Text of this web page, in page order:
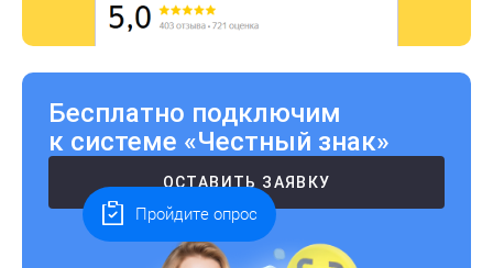
Бесплатно подключим
к системе «Честный знак»
ОСТАВИТЬ ЗАЯВКУ
Пройдите опрос